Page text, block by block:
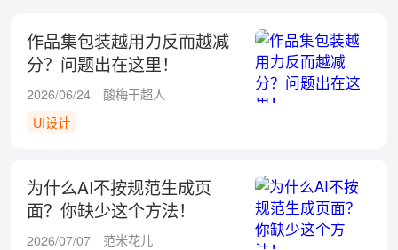
作品集包装越用力反而越减
分？问题出在这里！
2026/06/24
酸梅干超人
UI设计
为什么AI不按规范生成页
面？你缺少这个方法！
2026/07/07
范米花儿